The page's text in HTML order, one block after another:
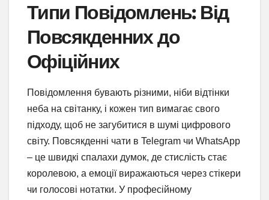
Типи Повідомлень: Від
Повсякденних до
Офіційних
Повідомлення бувають різними, ніби відтінки
неба на світанку, і кожен тип вимагає свого
підходу, щоб не загубитися в шумі цифрового
світу. Повсякденні чати в Telegram чи WhatsApp
– це швидкі спалахи думок, де стислість стає
королевою, а емоції виражаються через стікери
чи голосові нотатки. У професійному